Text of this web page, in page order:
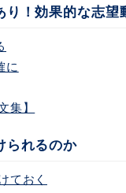
！効果的な志望
に
集】
られるのか
ておく